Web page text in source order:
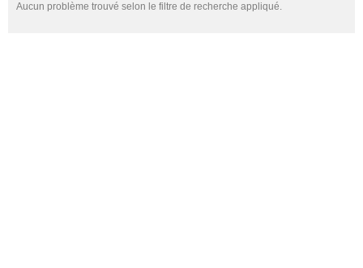
Aucun problème trouvé selon le filtre de recherche appliqué.